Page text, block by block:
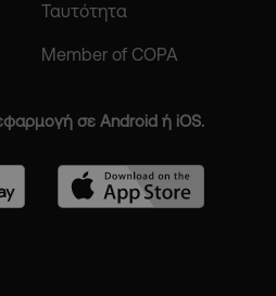
Ταυτότητα
Member of COPA
σε Android ή iOS.